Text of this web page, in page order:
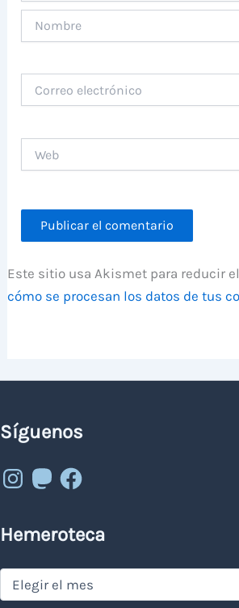
electrónico
Este sitio usa Akismet para reducir
cómo se procesan los datos de tus
Síguenos
Instagram
MastodonFacebook
Hemeroteca
Hemeroteca